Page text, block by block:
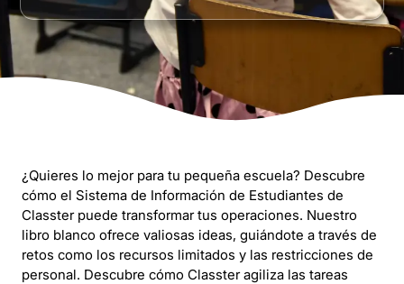
¿Quieres lo mejor para tu pequeña escuela? Descubre
cómo el Sistema de Información de Estudiantes de
Classter puede transformar tus operaciones. Nuestro
libro blanco ofrece valiosas ideas, guiándote a través de
retos como los recursos limitados y las restricciones de
personal. Descubre cómo Classter agiliza las tareas